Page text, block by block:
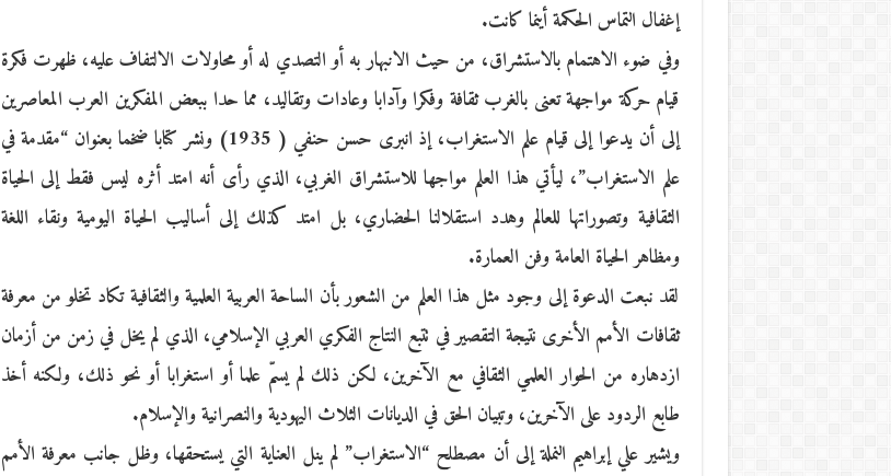
إغفال التماس الحكمة أينما كانت.
وفي ضوء الاهتمام بالاستشراق، من حيث الانبهار به أو التصدي له أو محاولات الالتفاف عليه، ظهرت فكرة
قيام حركة مواجهة تعنى بالغرب ثقافة وفكرا وآدابا وعادات وتقاليد، مما حدا ببعض المفكرين العرب المعاصرين
إلى أن يدعوا إلى قيام علم الاستغراب، إذ انبرى حسن حنفي ( 1935) ونشر كتابا ضخما بعنوان “مقدمة في
علم الاستغراب”، ليأتي هذا العلم مواجها للاستشراق الغربي، الذي رأى أنه امتد أثره ليس فقط إلى الحياة
الثقافية وتصوراتها للعالم وهدد استقلالنا الحضاري، بل امتد كذلك إلى أساليب الحياة اليومية ونقاء اللغة
ومظاهر الحياة العامة وفن العمارة.
لقد نبعت الدعوة إلى وجود مثل هذا العلم من الشعور بأن الساحة العربية العلمية والثقافية تكاد تخلو من معرفة
ثقافات الأمم الأخرى نتيجة التقصير في تتبع النتاج الفكري العربي الإسلامي، الذي لم يخل في زمن من أزمان
ازدهاره من الحوار العلمي الثقافي مع الآخرين، لكن ذلك لم يسمّ علما أو استغرابا أو نحو ذلك، ولكنه أخذ
طابع الردود على الآخرين، وتبيان الحق في الديانات الثلاث اليهودية والنصرانية والإسلام.
ويشير علي إبراهيم النملة إلى أن مصطلح “الاستغراب” لم ينل العناية التي يستحقها، وظل جانب معرفة الأمم